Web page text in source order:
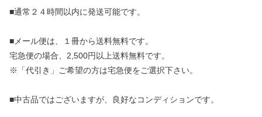
■通常２４時間以内に発送可能です。
■メール便は、１冊から送料無料です。
宅急便の場合、2,500円以上送料無料です。
※「代引き」ご希望の方は宅急便をご選択下さい。
■中古品ではございますが、良好なコンディションです。